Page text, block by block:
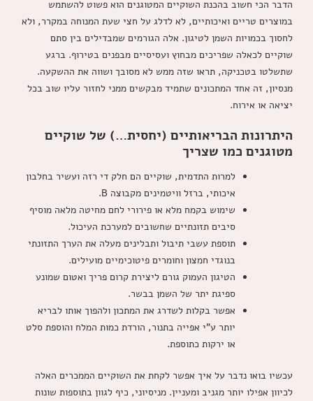
הדבר הכי חשוב בהכנת השוקיים המטוגנים הוא פשוט להשתמש
במוצרים טריים ואיכותיים, לא לדלג על חצי שעת המנוחה במקרר, ולא
לחסוך בכמויות השמן לטיגון. אלה הגורמים שמבדילים בין סתם
שוקיים לכאלה שפריכים מבחוץ ועסיסיים מבפנים בטירוף. ברגע
שתשלטו בטכניקה, תראו שזה ממש לא מסובך ושווה את ההשקעה.
מנסיון, זה אחד המתכונים שתמיד מבקשים ממני לחזור עליו שוב בכל
יציאה או אירוח.
היתרונות הבריאותיים (יחסית…) של שוקיים
מטוגנים כמו שצריך
למרות התדמית, שוקיים הם חלק די רזה ועשיר בחלבון
איכותי, ברזל וויטמינים מקבוצה B.
שימוש בקמח מלא או פירורי לחם מחיטה מלאה מוסיף
סיבים תזונתיים שחשובים למערכת העיכול.
תוספת עשבי תיבול ותבלינים מעלה את הערך התזונתי
בנוגדי חמצון וחומרים פיטוכימיים מועילים.
הטיגון העמוק גורם ליצירת קרום פריך ואטום שמונע
ספיגת יתר של השמן בבשר.
אפשר בקלות לשדרג את המתכון ולהפוך אותו לבריא
יותר ע"י אפייה בתנור, הורדת כמות המלח והוספת סלט
או ירקות כתוספת.
עכשיו בואו נדבר על איך אפשר לקחת את השוקיים הממכרים האלה
לכיוון אפילו יותר מגניב ומעניין. מניסיוני, כיף לגוון בתוספות שונות